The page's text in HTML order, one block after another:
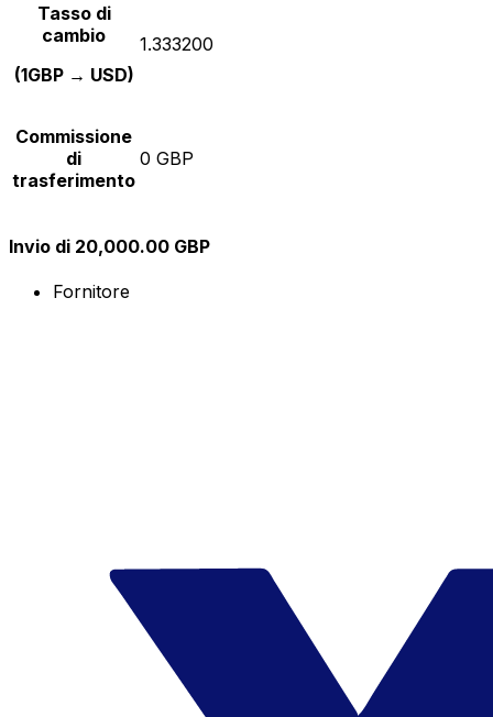
Tasso di
cambio
(1GBP → USD)
1.333200
Commissione
di
trasferimento
0 GBP
Invio di 20,000.00 GBP
Fornitore